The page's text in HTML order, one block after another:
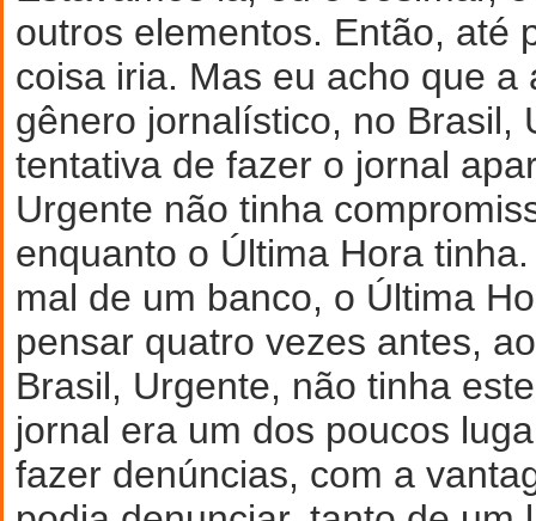
outros elementos. Então, até
coisa iria. Mas eu acho que a
gênero jornalístico, no Brasil,
tentativa de fazer o jornal
Urgente não tinha
enquanto o Última Hora
mal de um banco, o Última
pensar quatro vezes antes,
Brasil, Urgente, não tinha
jornal era um dos poucos
fazer denúncias, com a